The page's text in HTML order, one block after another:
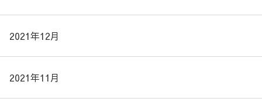
2021年12月
2021年11月